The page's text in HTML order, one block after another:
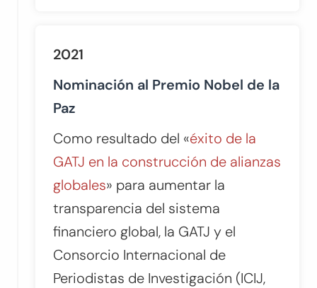
2021
Nominación al Premio Nobel de la
Paz
Como resultado del «éxito de la
GATJ en la construcción de alianzas
globales» para aumentar la
transparencia del sistema
financiero global, la GATJ y el
Consorcio Internacional de
Periodistas de Investigación (ICIJ,